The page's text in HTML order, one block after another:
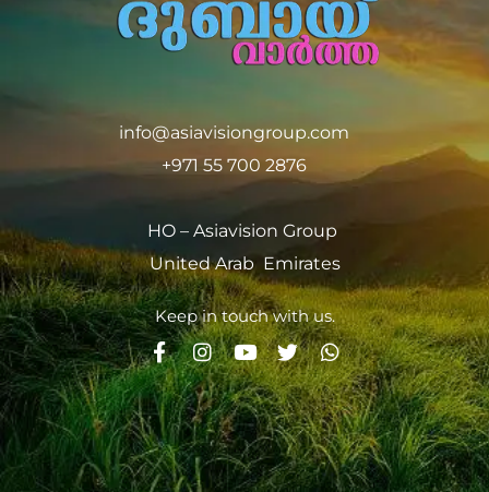
info@asiavisiongroup.com
+971 55 700 2876
HO – Asiavision Group
United Arab Emirates
Keep in touch with us.